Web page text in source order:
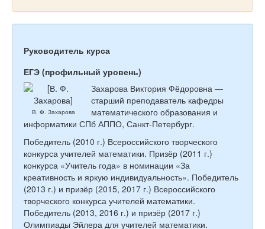
Руководитель курса
ЕГЭ (профильный уровень)
В. Ф. Захарова
Захарова Виктория Фёдоровна —
старший преподаватель кафедры
математического образования и
информатики СПб АППО, Санкт-Петербург.
Победитель (2010 г.) Всероссийского творческого
конкурса учителей математики. Призёр (2011 г.)
конкурса «Учитель года» в номинации «За
креативность и яркую индивидуальность». Победитель
(2013 г.) и призёр (2015, 2017 г.) Всероссийского
творческого конкурса учителей математики.
Победитель (2013, 2016 г.) и призёр (2017 г.)
Олимпиады Эйлера для учителей математики.